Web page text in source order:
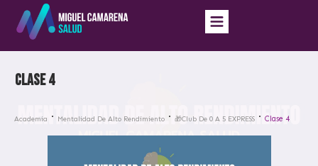
Clase 4
Academia Mentalidad De Alto Rendimiento 🎁Club De 0 A 5 EXPRESS Clase 4